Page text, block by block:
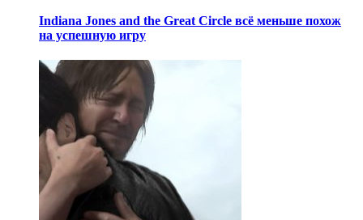
Indiana Jones and the Great Circle всё меньше похож
на успешную игру